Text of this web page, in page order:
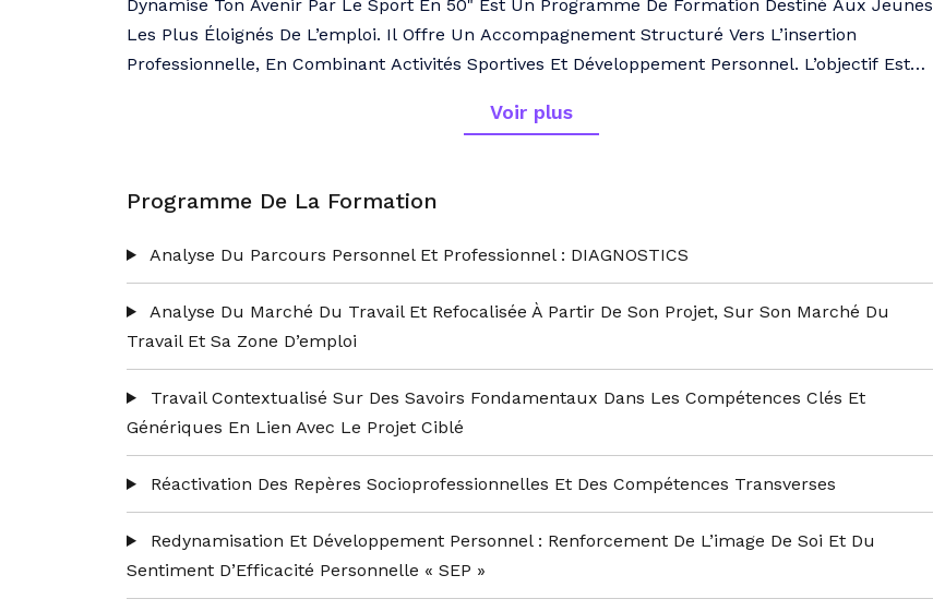
Dynamise Ton Avenir Par Le Sport En 50" Est Un Programme De Formation Destiné Aux Jeunes
Les Plus Éloignés De L’emploi. Il Offre Un Accompagnement Structuré Vers L’insertion
Professionnelle, En Combinant Activités Sportives Et Développement Personnel. L’objectif Est
D’améliorer Les Techniques De Recherche D’emploi Et De Construire Un Projet Professionnel
Voir plus
Programme De La Formation
Analyse Du Parcours Personnel Et Professionnel : DIAGNOSTICS
Analyse Du Marché Du Travail Et Refocalisée À Partir De Son Projet, Sur Son Marché Du
Travail Et Sa Zone D’emploi
Travail Contextualisé Sur Des Savoirs Fondamentaux Dans Les Compétences Clés Et
Génériques En Lien Avec Le Projet Ciblé
Réactivation Des Repères Socioprofessionnelles Et Des Compétences Transverses
Redynamisation Et Développement Personnel : Renforcement De L’image De Soi Et Du
Sentiment D’Efficacité Personnelle « SEP »